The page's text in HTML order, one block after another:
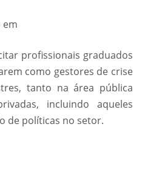
em
profissionais graduados
como gestores de crise
tanto na área pública
incluindo aqueles
de políticas no setor.